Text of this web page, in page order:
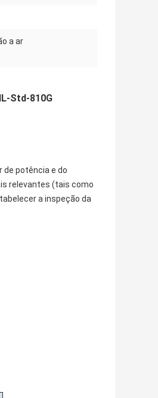
a ar
Std-810G
potência e do
relevantes (tais como
a inspeção da